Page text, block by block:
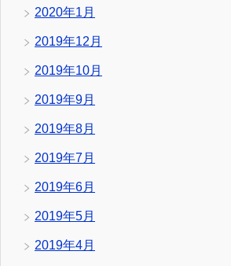
2020年1月
2019年12月
2019年10月
2019年9月
2019年8月
2019年7月
2019年6月
2019年5月
2019年4月